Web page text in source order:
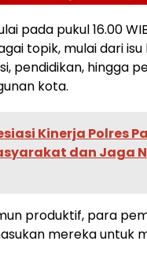
pada pukul 16.00
topik, mulai dari isu
pendidikan, hingga
kota.
Kinerja Polres
dan Jaga
produktif, para
mereka untuk